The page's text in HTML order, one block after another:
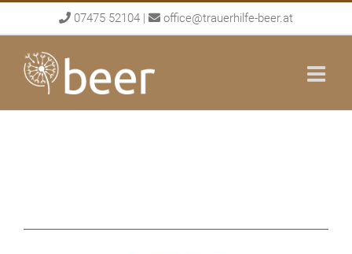
to
content
07475 52104 | office@trauerhilfe-beer.at